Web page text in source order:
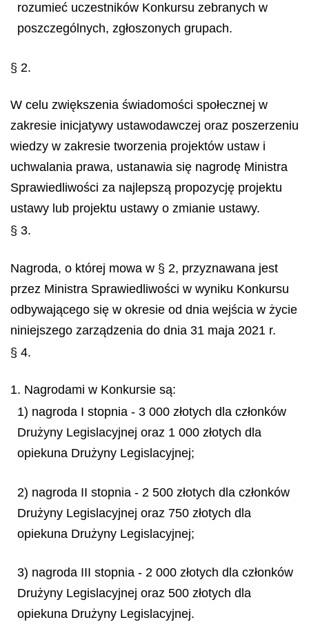
rozumieć uczestników Konkursu zebranych w
poszczególnych, zgłoszonych grupach.
§ 2.
W celu zwiększenia świadomości społecznej w
zakresie inicjatywy ustawodawczej oraz poszerzeniu
wiedzy w zakresie tworzenia projektów ustaw i
uchwalania prawa, ustanawia się nagrodę Ministra
Sprawiedliwości za najlepszą propozycję projektu
ustawy lub projektu ustawy o zmianie ustawy.
§ 3.
Nagroda, o której mowa w § 2, przyznawana jest
przez Ministra Sprawiedliwości w wyniku Konkursu
odbywającego się w okresie od dnia wejścia w życie
niniejszego zarządzenia do dnia 31 maja 2021 r.
§ 4.
1. Nagrodami w Konkursie są:
1) nagroda I stopnia - 3 000 złotych dla członków
Drużyny Legislacyjnej oraz 1 000 złotych dla
opiekuna Drużyny Legislacyjnej;
2) nagroda II stopnia - 2 500 złotych dla członków
Drużyny Legislacyjnej oraz 750 złotych dla
opiekuna Drużyny Legislacyjnej;
3) nagroda III stopnia - 2 000 złotych dla członków
Drużyny Legislacyjnej oraz 500 złotych dla
opiekuna Drużyny Legislacyjnej.